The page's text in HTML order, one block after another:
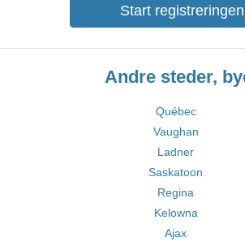
Start registreringen
Andre steder,
Québec
Vaughan
Ladner
Saskatoon
Regina
Kelowna
Ajax